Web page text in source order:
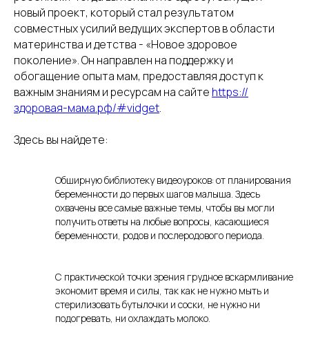
новый проект, который стал результатом
совместных усилий ведущих экспертов в области
материнства и детства - «Новое здоровое
поколение». Он направлен на поддержку и
обогащение опыта мам, предоставляя доступ к
важным знаниям и ресурсам на сайте https://
здоровая-мама.рф/#vidget.
Здесь вы найдете:
Обширную библиотеку видеоуроков: от планирования
беременности до первых шагов малыша. Здесь
охвачены все самые важные темы, чтобы вы могли
получить ответы на любые вопросы, касающиеся
беременности, родов и послеродового периода.
С практической точки зрения грудное вскармливание
экономит время и силы, так как не нужно мыть и
стерилизовать бутылочки и соски, не нужно ни
подогревать, ни охлаждать молоко.